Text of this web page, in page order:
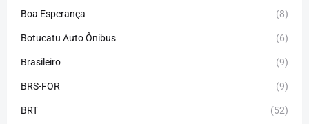
Boa Esperança (8)
Botucatu Auto Ônibus (6)
Brasileiro (9)
BRS-FOR (9)
BRT (52)